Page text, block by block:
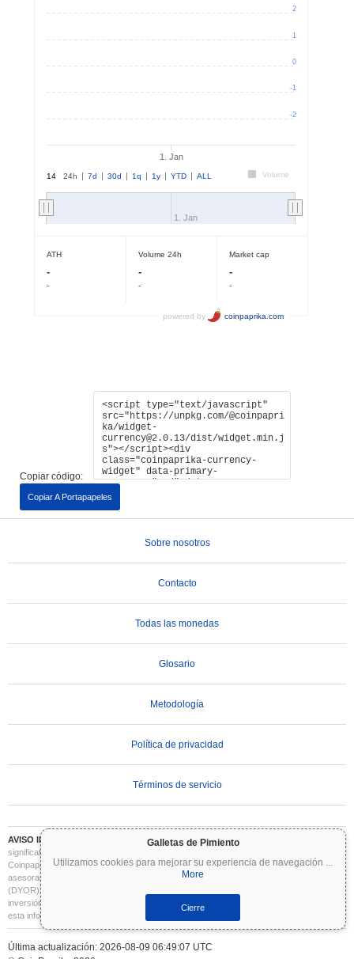
Galletas de Pimiento
Utilizamos cookies para mejorar su experiencia de navegación ...
More
Cierre
Copiar código:
Copiar A Portapapeles
Sobre nosotros
Contacto
Todas las monedas
Glosario
Metodología
Política de privacidad
Términos de servicio
AVISO IMPORTANTE:
Las criptomonedas son altamente volátiles e implican un riesgo
significativo. Puede perder parte o la totalidad de su inversión. Toda la información en
Coinpaprika se proporciona únicamente con fines informativos y no constituye
asesoramiento financiero o de inversión. Siempre realice su propia investigación
(DYOR) y consulte a un asesor financiero cualificado antes de tomar decisiones de
inversión. Coinpaprika no se hace responsable de las pérdidas derivadas del uso de
esta información.
Última actualización: 2026-08-09 06:49:07 UTC